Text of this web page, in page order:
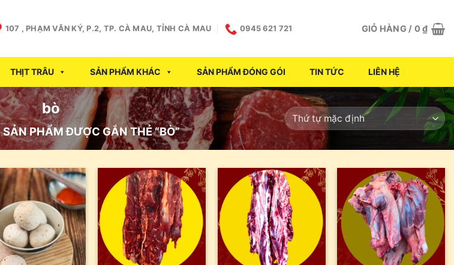
107 , PHẠM VĂN KÝ, P.2, TP. CÀ MAU, TỈNH CÀ MAU 0945 621 721 GIỎ HÀNG / 0₫
THỊT TRÂU SẢN PHẨM KHÁC SẢN PHẨM ĐÓNG GÓI TIN TỨC LIÊN HỆ
bò
SẢN PHẨM ĐƯỢC GẮN THẺ “BÒ”